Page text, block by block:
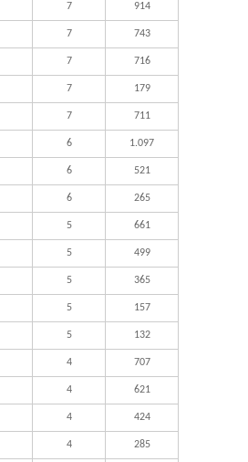
7 914
7 743
7 716
7 179
7 711
6 1.097
6 521
6 265
5 661
5 499
5 365
5 157
5 132
4 707
4 621
4 424
4 285